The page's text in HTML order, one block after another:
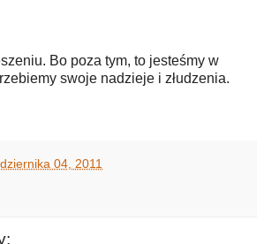
Bo poza tym, to jesteśmy w
swoje nadzieje i złudzenia.
04, 2011